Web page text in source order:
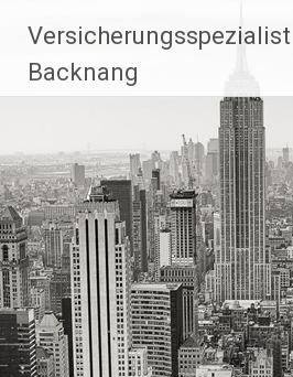
Inhalt
springen
Versicherungsspezialist
Backnang